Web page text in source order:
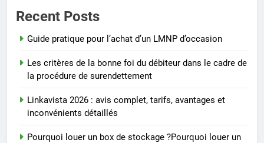
Recent Posts
Guide pratique pour l’achat d’un LMNP d’occasion
Les critères de la bonne foi du débiteur dans le cadre de
la procédure de surendettement
Linkavista 2026 : avis complet, tarifs, avantages et
inconvénients détaillés
Pourquoi louer un box de stockage ?Pourquoi louer un